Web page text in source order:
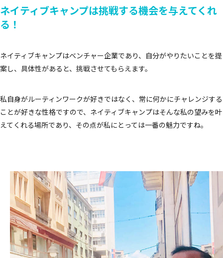
ネイティブキャンプは挑戦する機会を与えてくれ
る！
ネイティブキャンプはベンチャー企業であり、自分がやりたいことを提
案し、具体性があると、挑戦させてもらえます。
私自身がルーティンワークが好きではなく、常に何かにチャレンジする
ことが好きな性格ですので、ネイティブキャンプはそんな私の望みを叶
えてくれる場所であり、その点が私にとっては一番の魅力ですね。